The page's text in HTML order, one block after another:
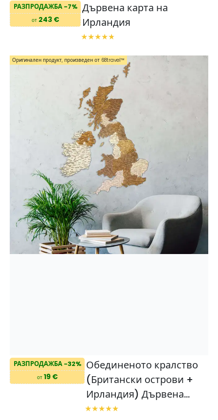
РАЗПРОДАЖБА -7%
от243 €
Дървена карта на
Ирландия
РАЗПРОДАЖБА -32%
от19 €
Обединеното кралство
(Британски острови +
Ирландия) Дървена
карта
Оригинален продукт, произведен от 68travel™️